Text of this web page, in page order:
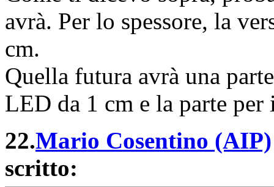
avrà. Per lo spessore, la
cm.
Quella futura avrà una
LED da 1 cm e la parte
22.Mario Cosentino (AIP)
scritto: